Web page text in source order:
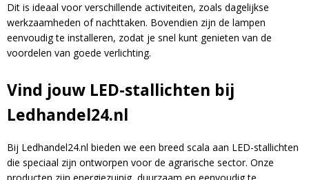
Dit is ideaal voor verschillende activiteiten, zoals dagelijkse
werkzaamheden of nachttaken. Bovendien zijn de lampen
eenvoudig te installeren, zodat je snel kunt genieten van de
voordelen van goede verlichting.
Vind jouw LED-stallichten bij
Ledhandel24.nl
Bij Ledhandel24.nl bieden we een breed scala aan LED-stallichten
die speciaal zijn ontworpen voor de agrarische sector. Onze
A
e
r
a